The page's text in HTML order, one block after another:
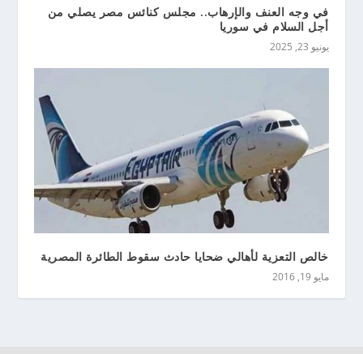
في وجه العنف والإرهاب.. مجلس كنائس مصر يصلي من
أجل السلام في سوريا
يونيو 23, 2025
خالص التعزية لأهالي ضحايا حادث سقوط الطائرة المصرية
مايو 19, 2016